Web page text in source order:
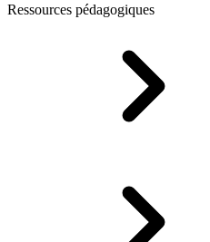
Ressources pédagogiques